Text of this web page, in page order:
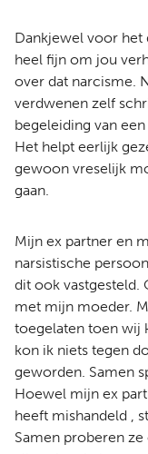
Dankjewel voor het
heel fijn om jou
over dat narcisme.
verdwenen zelf
begeleiding van
Het helpt eerlijk
gewoon vreselijk
gaan.
Mijn ex partner en
narsistische
dit ook vastgesteld.
met mijn moeder.
toegelaten toen wij
kon ik niets tegen
geworden. Samen
Hoewel mijn ex
heeft mishandeld ,
Samen proberen